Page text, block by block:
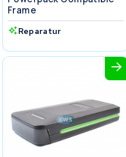
Frame
Reparatur